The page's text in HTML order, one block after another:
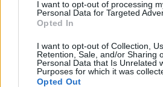
I want to opt-out of processing
Personal Data for Targeted
Opted In
I want to opt-out of Collection,
Retention, Sale, and/or Sharing
Personal Data that Is Unrelated
Purposes for which it was
Opted Out
Actus Info
Aston Martin au bord du
financière et bataille
Auto Pour Vous 5 août